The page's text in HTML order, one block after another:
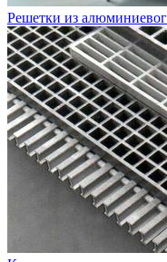
Решетки из